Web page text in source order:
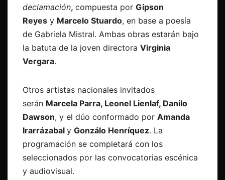
declamación, compuesta por Gipson
Reyes y Marcelo Stuardo, en base a poesía
de Gabriela Mistral. Ambas obras estarán bajo
la batuta de la joven directora Virginia
Vergara.
Otros artistas nacionales invitados
serán Marcela Parra, Leonel Lienlaf, Danilo
Dawson, y el dúo conformado por Amanda
Irarrázabal y Gonzálo Henríquez. La
programación se completará con los
seleccionados por las convocatorias escénica
y audiovisual.